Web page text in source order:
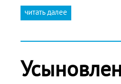
читать далее